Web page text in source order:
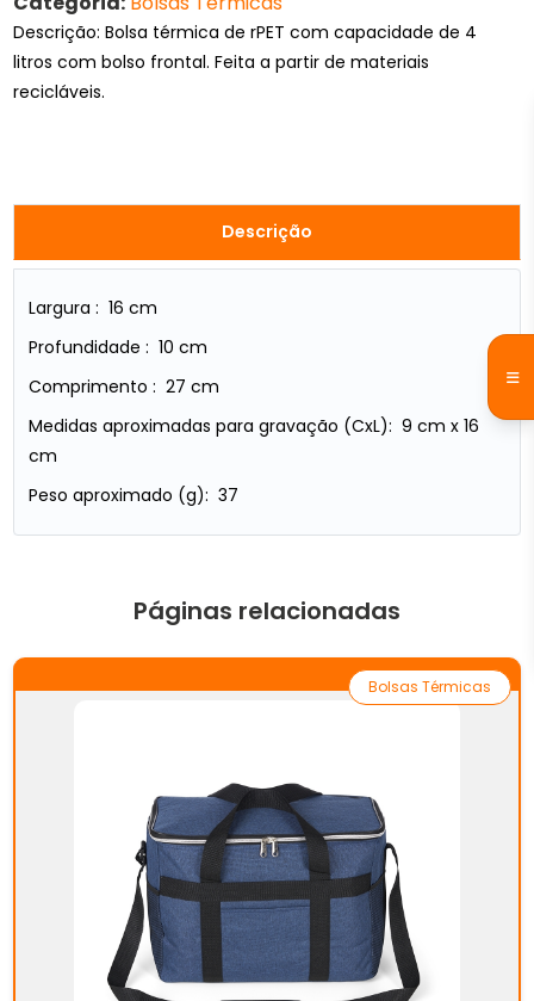
Descrição: Bolsa térmica de rPET com capacidade de 4
litros com bolso frontal. Feita a partir de materiais
recicláveis.
Descrição
Largura : 16 cm
Profundidade : 10 cm
Comprimento : 27 cm
Medidas aproximadas para gravação (CxL): 9 cm x 16
cm
Peso aproximado (g): 37
Páginas relacionadas
Bolsas Térmicas